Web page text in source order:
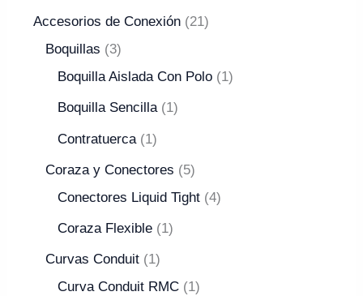
Accesorios de Conexión
21
Boquillas
3
Boquilla Aislada Con Polo
1
Boquilla Sencilla 1
Contratuerca 1
Coraza y Conectores
5
Conectores Liquid Tight 4
Coraza Flexible 1
Curvas Conduit
1
Curva Conduit RMC
1